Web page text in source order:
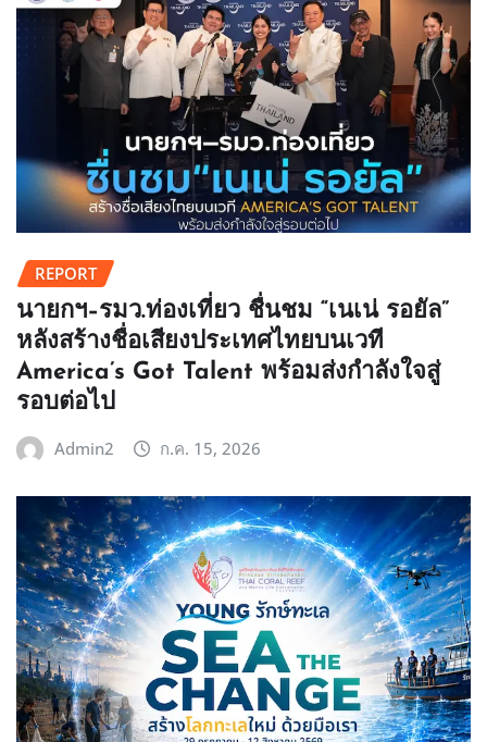
REPORT
นายกฯ–รมว.ท่องเที่ยว ชื่นชม “เนเน่ รอยัล”
หลังสร้างชื่อเสียงประเทศไทยบนเวที
America’s Got Talent พร้อมส่งกำลังใจสู่
รอบต่อไป
Admin2 ก.ค. 15, 2026